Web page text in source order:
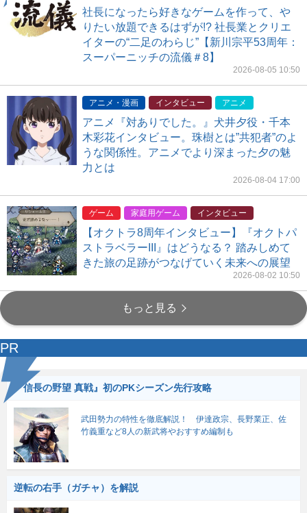
社長になったら好きなゲームを作って、や
りたい放題できるはずが!? 社長業とクリエ
イターの“二足のわらじ”【新川宗平53周年：
スーパーニッチの流儀＃8】
2026-08-05 10:50
アニメ・漫画 インタビュー アニメ
アニメ『対ありでした。』犬井夕役・千本
木彩花インタビュー。珠樹とは”共犯者”のよ
うな関係性。アニメでより深まった夕の魅
力とは
2026-08-04 17:00
ゲーム 家庭用ゲーム インタビュー
【オクトラ8周年インタビュー】『オクトパ
ストラベラーIII』はどうなる？ 踏みしめて
きた旅の足跡がつなげていく未来への展望
2026-08-02 10:50
もっと見る
PR
『信長の野望 真戦』初のPKシーズン先行攻略
武田勢力の特性を徹底解説！ 伊達政宗、長野業正、佐
竹義重など8人の新武将やおすすめ編制も
逆転の右手（ガチャ）を解説